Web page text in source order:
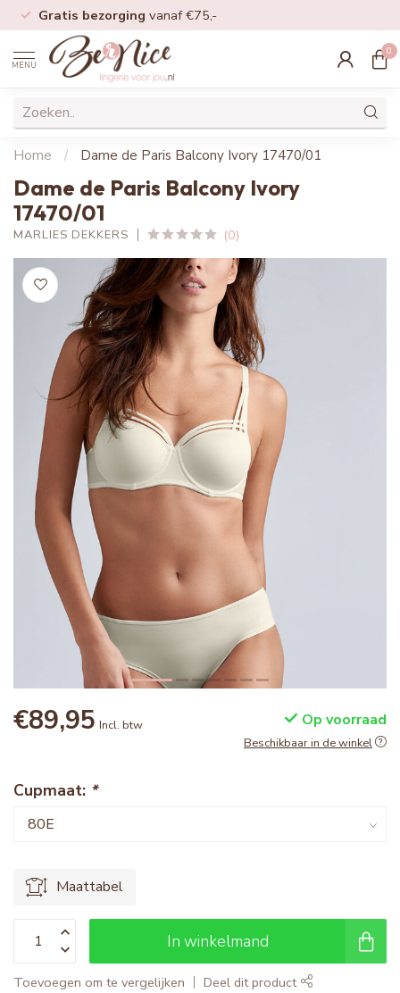
Gratis bezorging vanaf €75,-
MENU
0
Home / Dame de Paris Balcony Ivory 17470/01
Dame de Paris Balcony Ivory
17470/01
MARLIES DEKKERS (0)
€89,95 Incl. btw Op voorraad
Beschikbaar in de winkel
Cupmaat: *
Maattabel
In winkelmand
Toevoegen om te vergelijken Deel dit product